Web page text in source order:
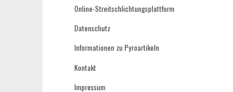
Online-Streitschlichtungsplattform
Datenschutz
Informationen zu Pyroartikeln
Kontakt
Impressum